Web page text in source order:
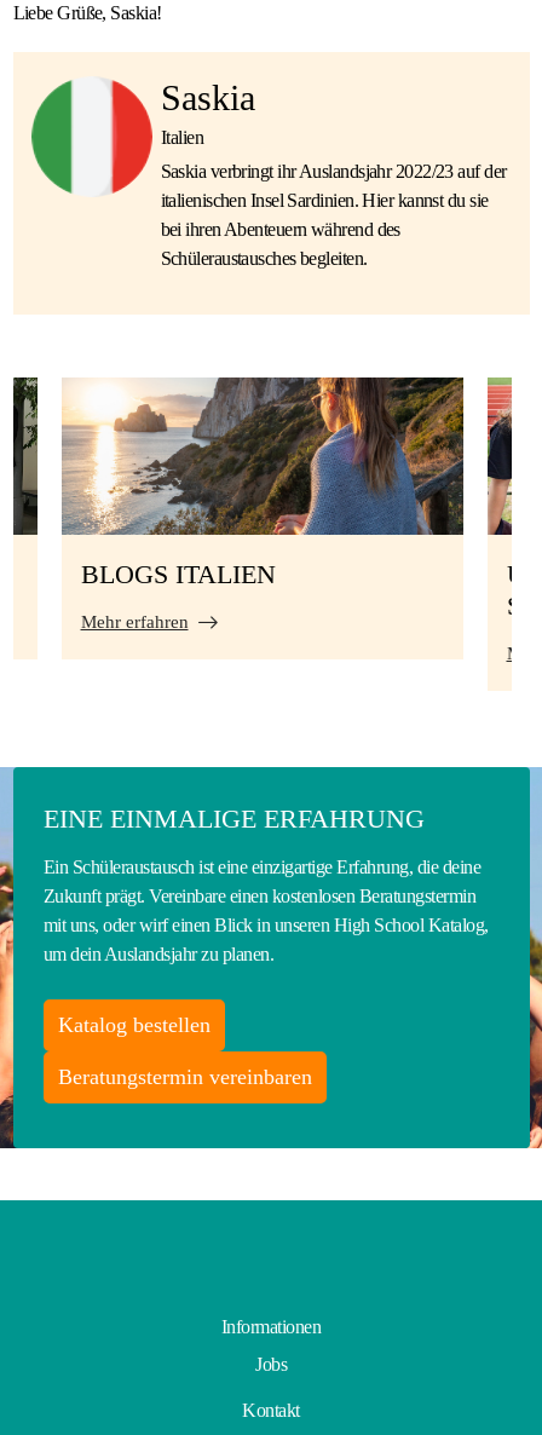
Liebe Grüße, Saskia!
Saskia
Italien
Saskia verbringt ihr Auslandsjahr 2022/23 auf der
italienischen Insel Sardinien. Hier kannst du sie
bei ihren Abenteuern während des
Schüleraustausches begleiten.
BLOGS ITALIEN
Mehr erfahren
EINE EINMALIGE ERFAHRUNG
Ein Schüleraustausch ist eine einzigartige Erfahrung, die deine
Zukunft prägt. Vereinbare einen kostenlosen Beratungstermin
mit uns, oder wirf einen Blick in unseren High School Katalog,
um dein Auslandsjahr zu planen.
Katalog bestellen
Beratungstermin vereinbaren
Informationen
Jobs
Kontakt